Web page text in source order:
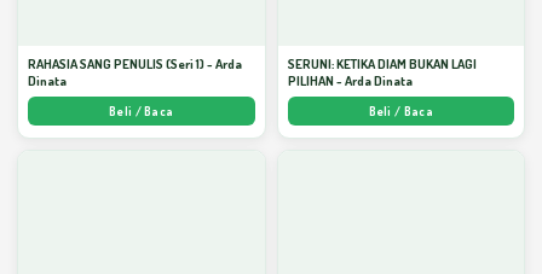
RAHASIA SANG PENULIS (Seri 1) - Arda
Dinata
Beli / Baca
SERUNI: KETIKA DIAM BUKAN LAGI
PILIHAN - Arda Dinata
Beli / Baca